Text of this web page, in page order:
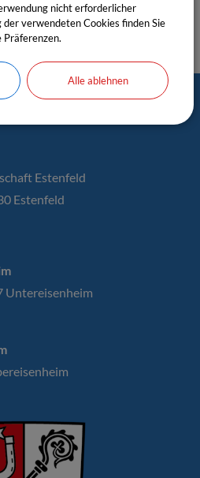
Estenfeld
Estenfeld
Untereisenheim
nicht erforderlicher
verwendeten Cookies finden Sie
Präferenzen.
Alle ablehnen